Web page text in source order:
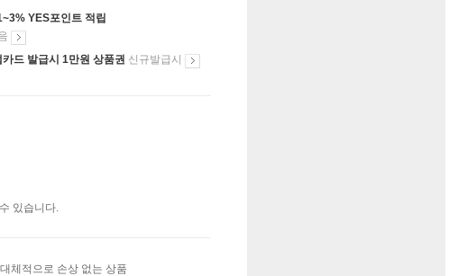
YES포인트 적립
카드 발급시 1만원 상품권 신규발급시
있습니다.
체적으로 손상 없는 상품